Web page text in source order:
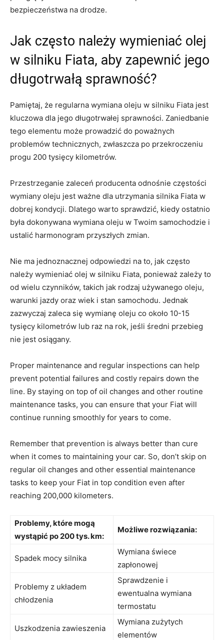
bezpieczeństwa na drodze.
Jak często należy wymieniać olej
w silniku Fiata, aby⁢ zapewnić jego
długotrwałą sprawność?
Pamiętaj,⁢ że regularna wymiana oleju w silniku‍ Fiata‌ jest
kluczowa dla jego długotrwałej sprawności.​ Zaniedbanie⁣
tego elementu⁣ może prowadzić ​do⁣ poważnych
problemów technicznych, zwłaszcza⁤ po przekroczeniu
progu‍ 200 tysięcy ⁢kilometrów.
Przestrzeganie zaleceń producenta odnośnie częstości
wymiany oleju jest ważne⁤ dla utrzymania silnika‍ Fiata w
dobrej kondycji. Dlatego warto sprawdzić,​ kiedy ostatnio⁢
była dokonywana wymiana oleju w Twoim ‌samochodzie i⁣
ustalić harmonogram przyszłych zmian.
Nie ma jednoznacznej odpowiedzi na to, jak często
należy ⁢wymieniać olej w silniku Fiata, ponieważ zależy to
od ‌wielu czynników, takich jak ⁣rodzaj używanego oleju,⁤
warunki jazdy oraz wiek ⁢i stan samochodu. Jednak
zazwyczaj zaleca się⁢ wymianę oleju co około 10-15
tysięcy⁤ kilometrów lub ‍raz‌ na rok, jeśli średni przebieg
nie jest osiągany.
Proper maintenance and regular inspections can⁤ help
prevent potential failures‍ and costly repairs down the ​
line. ​By staying on top of oil changes and other routine ​
maintenance tasks, you can ensure ⁤that your Fiat will
continue running smoothly ‍for years to ⁢come.
Remember that prevention is​ always ⁢better than cure
when‌ it⁣ comes to maintaining your car. So, don’t skip ‌on
regular ​oil changes and other essential maintenance
tasks to keep your Fiat in top condition‌ even‍ after⁢
reaching 200,000 kilometers.
Problemy, które mogą
⁣wystąpić po 200 tys. km:
Możliwe rozwiązania:
Spadek​ mocy silnika
Wymiana⁤ świece
zapłonowej
Problemy z ⁣układem
chłodzenia
Sprawdzenie i
ewentualna​ wymiana
termostatu
Uszkodzenia zawieszenia
Wymiana zużytych
elementów